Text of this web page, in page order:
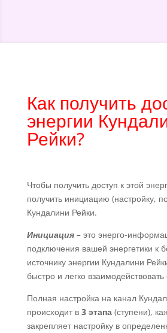
Как получить
энергии
Рейки?
Чтобы получить доступ к этой
получить инициацию (настройку,
Кундалини Рейки.
Инициация – это энерго-
подключения вашей энергетики к
источнику энергии Кундалини
быстро и легко взаимодействовать
Полная настройка на канал
происходит в 3 этапа (ступени),
закрепляет настройку в